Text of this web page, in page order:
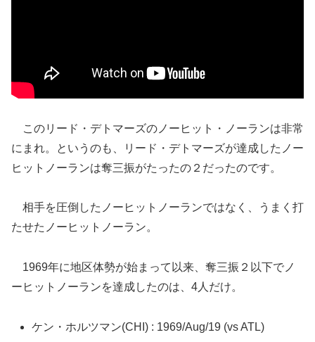
このリード・デトマーズのノーヒット・ノーランは非常
にまれ。というのも、リード・デトマーズが達成したノー
ヒットノーランは奪三振がたったの２だったのです。
相手を圧倒したノーヒットノーランではなく、うまく打
たせたノーヒットノーラン。
1969年に地区体勢が始まって以来、奪三振２以下でノ
ーヒットノーランを達成したのは、4人だけ。
ケン・ホルツマン(CHI) : 1969/Aug/19 (vs ATL)